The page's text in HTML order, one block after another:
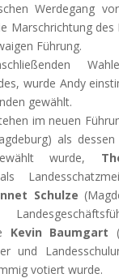
Werdegang
Marschrichtung des
Führung.
wurde Andy
gewählt.
im neuen
als
wurde,
Schulze
Kevin Baumgart
und
votiert wurde.